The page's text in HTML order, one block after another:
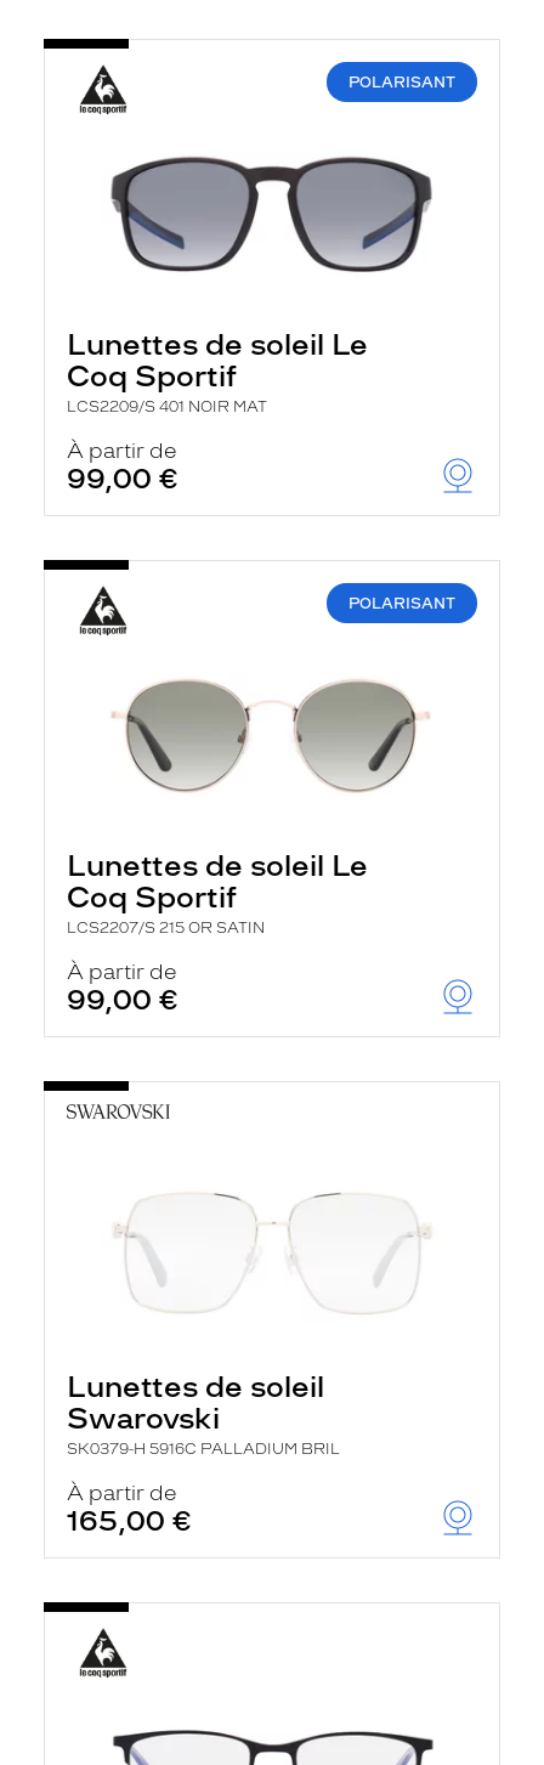
POLARISANT
Lunettes de soleil Le
Coq Sportif
LCS2209/S 401 NOIR MAT
À partir de
99,00 €
POLARISANT
Lunettes de soleil Le
Coq Sportif
LCS2207/S 215 OR SATIN
À partir de
99,00 €
Lunettes de soleil
Swarovski
SK0379-H 5916C PALLADIUM BRIL
À partir de
165,00 €